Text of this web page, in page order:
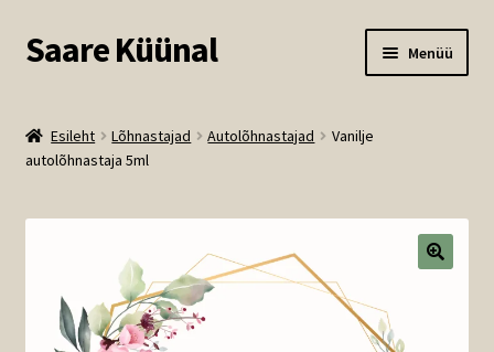
Liigu
navigeerimisele
Liigu
sisu
Saare Küünal Menüü
Meist – Saare Küünal
E-pood
Ava
Kontakt
Esileht Lõhnastajad Autolõhnastajad
Vanilje
autolõhnastaja 5ml